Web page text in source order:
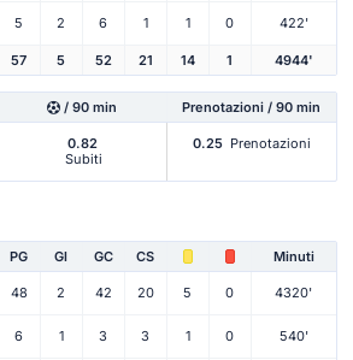
5 2 6 1 1 0 422'
57 5 52 21 14 1 4944'
/ 90 min Prenotazioni / 90 min
0.82
Subiti
0.25 Prenotazioni
PG Gl GC CS Minuti
48 2 42 20 5 0 4320'
6 1 3 3 1 0 540'